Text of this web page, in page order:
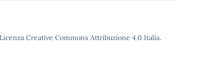
Creative Commons Attribuzione 4.0 Italia.